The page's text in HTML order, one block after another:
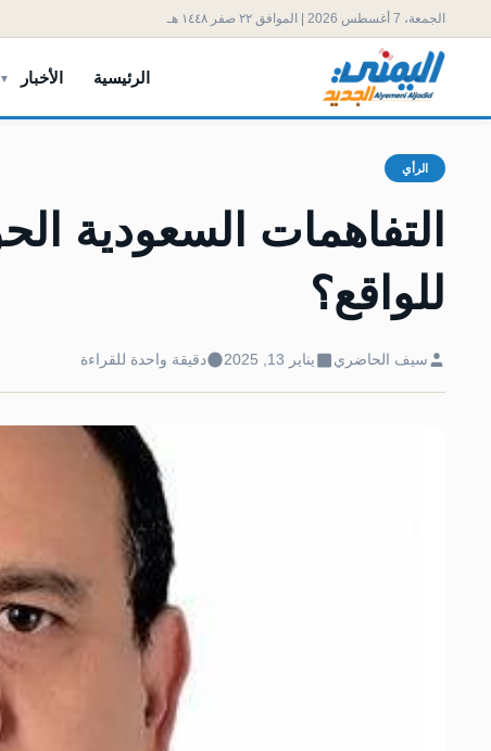
الجمعة، 7 أغسطس 2026 | الموافق ٢٢ صفر ١٤٤٨ هـ
الرئيسية الأخبار
الرأي
التفاهمات السعودية
للواقع؟
سيف الحاضري يناير 13, 2025 دقيقة واحدة للقراءة